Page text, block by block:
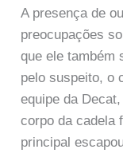
A presença de
preocupações
que ele também
pelo suspeito, o
equipe da
corpo da cadela
principal